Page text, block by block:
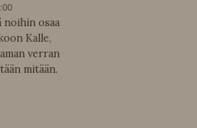
noihin osaa
Kalle,
verran
mitään.